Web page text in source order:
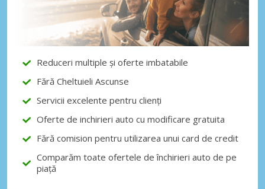
Economii de top
Accesați ofertele exclusive ale
furnizorilor noștri
Autentificare cu eLink
Reduceri multiple și oferte imbatabile
Fără Cheltuieli Ascunse
Servicii excelente pentru clienți
Oferte de inchirieri auto cu modificare gratuita
Fără comision pentru utilizarea unui card de credit
Comparăm toate ofertele de închirieri auto de pe
piață